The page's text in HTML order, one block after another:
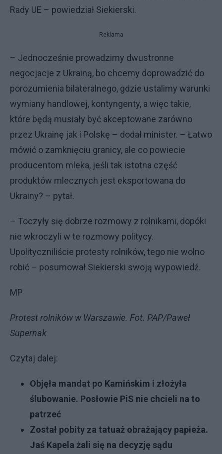
Rady UE – powiedział Siekierski.
Reklama
– Jednocześnie prowadzimy dwustronne
negocjacje z Ukrainą, bo chcemy doprowadzić do
porozumienia bilateralnego, gdzie ustalimy warunki
wymiany handlowej, kontyngenty, a więc takie,
które będą musiały być akceptowane zarówno
przez Ukrainę jak i Polskę – dodał minister. – Łatwo
mówić o zamknięciu granicy, ale co powiecie
producentom mleka, jeśli tak istotna część
produktów mlecznych jest eksportowana do
Ukrainy? – pytał.
– Toczyły się dobrze rozmowy z rolnikami, dopóki
nie wkroczyli w te rozmowy politycy.
Upolityczniliście protesty rolników, tego nie wolno
robić – posumował Siekierski swoją wypowiedź.
MP
Protest rolników w Warszawie. Fot. PAP/Paweł
Supernak
Czytaj dalej:
Objęła mandat po Kamińskim i złożyła
ślubowanie. Posłowie PiS nie chcieli na to
patrzeć
Został pobity za tatuaż obrażający papieża.
Jaś Kapela żali się na decyzję sądu